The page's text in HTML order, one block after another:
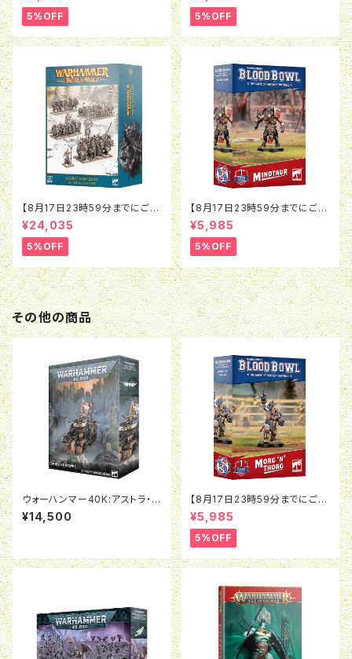
5%OFF 5%OFF
【8月17日23時59分までにご予
約で5％OFF】オールドワール
ド：ウォリアー・オヴ・ケイオス：バ
トルマーチアーミー
¥24,035
5%OFF
【8月17日23時59分までにご予
約で5％OFF】ブラッドボウル：ミ
ノタウロス
¥5,985
5%OFF
その他の商品
ウォーハンマー40K:アストラ・ミ
リタルム：政治将校グレイヴス
¥14,500
【8月17日23時59分までにご予
約で5％OFF】ブラッドボウル：モ
ルグ＝ンソルグ
¥5,985
5%OFF